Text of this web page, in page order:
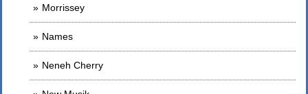
Morrissey
Names
Neneh Cherry